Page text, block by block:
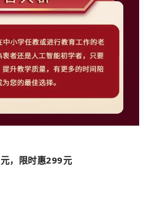
元，限时惠299元